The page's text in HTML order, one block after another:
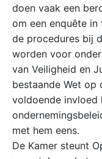
doen vaak een
om een enquête in
de procedures bij
worden voor
van Veiligheid en
bestaande Wet op
voldoende invloed
met hem eens.
De Kamer steunt